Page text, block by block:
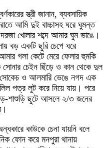
স্ত্রী জানান, ব্যবসায়িক
আমি দুই বাচ্চাসহ ঘরে ঘুমন্ত
খোলার শব্দে আমার ঘুম ভাঙে।
বড় একটি ছুরি চেপে ধরে
গলা কেটে মেরে ফেলার হুমকি
চেইন ছিঁড়ে ও কান থেকে দুল
সোকেচ ও আলমারি ভেঙে নগদ এক
পত্র লুট করে নিয়ে যায়। পরে
শাশুড়ি ছুটে আসলে ২/৩ জনের
কাউকে চেনা যায়নি বলে
ফোন করে মনপুরা থানায়